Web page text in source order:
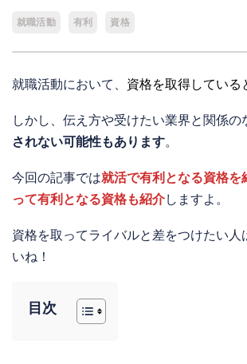
就職活動 有利 資格
就職活動において、 資格を取得している
しかし、伝え方や受けたい業界と関係の
されない可能性もあります。
今回の記事では就活で有利となる資格を
って有利となる資格も紹介しますよ。
資格を取ってライバルと差をつけたい人
いね！
目次